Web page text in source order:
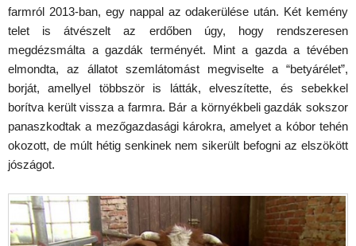
farmról 2013-ban, egy nappal az odakerülése után. Két kemény
telet is átvészelt az erdőben úgy, hogy rendszeresen
megdézsmálta a gazdák terményét. Mint a gazda a tévében
elmondta, az állatot szemlátomást megviselte a “betyárélet”,
borját, amellyel többször is látták, elveszítette, és sebekkel
borítva került vissza a farmra. Bár a környékbeli gazdák sokszor
panaszkodtak a mezőgazdasági károkra, amelyet a kóbor tehén
okozott, de múlt hétig senkinek nem sikerült befogni az elszökött
jószágot.